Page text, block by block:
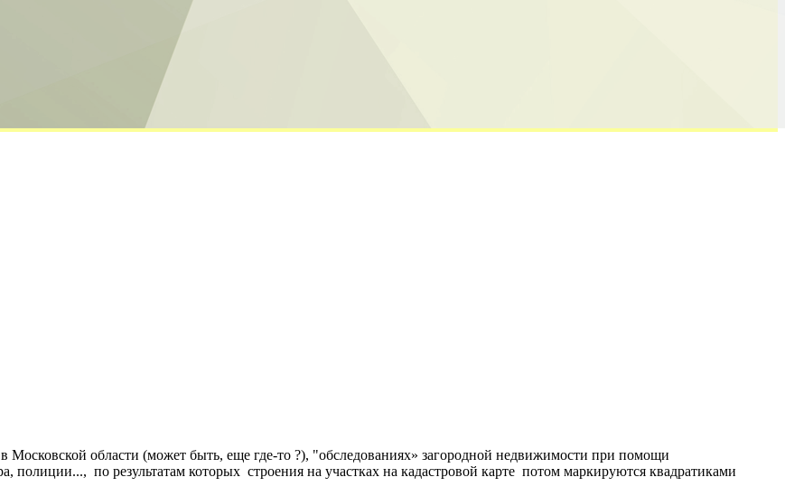
области (может быть, еще где-то ?), "обследованиях» загородной недвижимости при помощи
по результатам которых строения на участках на кадастровой карте потом маркируются квадратиками